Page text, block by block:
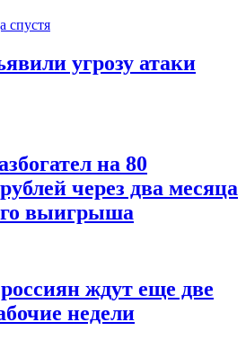
спустя
угрозу атаки
на 80
через два месяца
выигрыша
ждут еще две
недели